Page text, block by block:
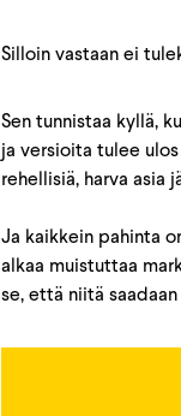
Silloin vastaan ei
Sen tunnistaa kyllä,
ja versioita tulee
rehellisiä, harva asia
Ja kaikkein pahinta
alkaa muistuttaa
se, että niitä